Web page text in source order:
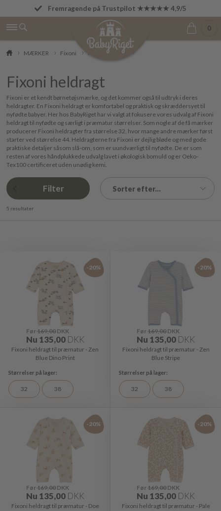
Fri fragt fra 499 kr.
Fremragende på Trustpilot ★★★★★ 4,9/5
0
MÆRKER Fixoni Fixoni heldragt
Fixoni heldragt
Fixoni er et kendt børnetøjsmærke, og det kommer også til udtryk i deres
heldragter. En Fixoni heldragt er komfortabel og praktisk og skræddersyet til
nyfødte babyer. Her hos BabyRiget har vi valgt at fokusere vores udvalg af Fixoni
heldragt til nyfødte og særligt i præmatur størrelser. Som nogle af de få mærker
producerer Fixoni heldragter fra størrelse 32, hvor mange andre mærker først
starter ved størrelse 44. Heldragterne fra Fixoni er dejlig bløde og med gode
praktiske detaljer såsom slå-om, som er uundværligt til nyfødte. De er som
resten af vores håndplukkede udvalg lavet i økologisk bomuld og er Oeko-
Tex100 certificeret uden unødig kemi.
Filter Sorter efter...
5 resultater
-20%
Før169,00DKK
Nu 135,00 DKK
Fixoni heldragt til præmatur - Zen
Blue Dino Print
32 38
-20%
Før169,00 DKK
Nu 135,00 DKK
Fixoni heldragt til præmatur - Zen
Blue Stripe
32 38
-20%
Før169,00DKK
Nu 135,00 DKK
Fixoni heldragt til præmatur - Doe
-20%
Før169,00 DKK
Nu 135,00 DKK
Fixoni heldragt til præmatur - Pale